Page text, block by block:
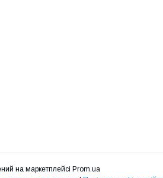
на маркетплейсі Prom.ua